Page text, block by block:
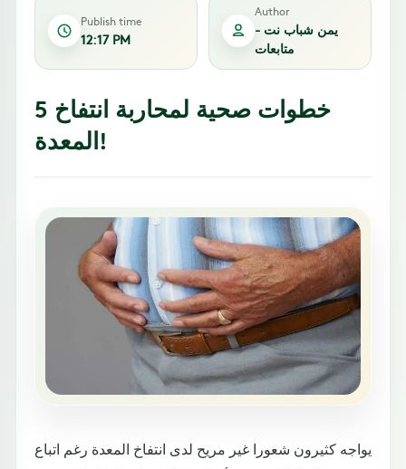
Publish time
12:17 PM
Author
يمن شباب نت -
متابعات
5 خطوات صحية لمحاربة انتفاخ
المعدة!
يواجه كثيرون شعورا غير مريح لدى انتفاخ المعدة رغم اتباع